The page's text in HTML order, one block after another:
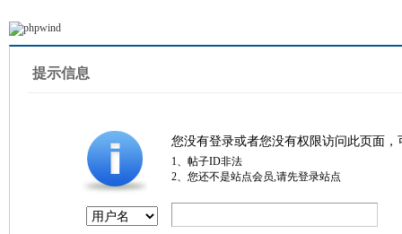
提示信息
您没有登录或者您没有权限访问此页面
1、帖子ID非法
2、您还不是站点会员,请先登录站点